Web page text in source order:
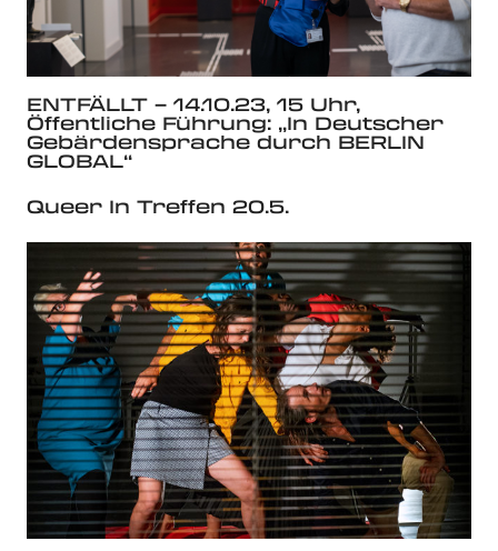
ENTFÄLLT – 14.10.23, 15 Uhr,
Öffentliche Führung: „In Deutscher
Gebärdensprache durch BERLIN
GLOBAL“
Queer In Treffen 20.5.